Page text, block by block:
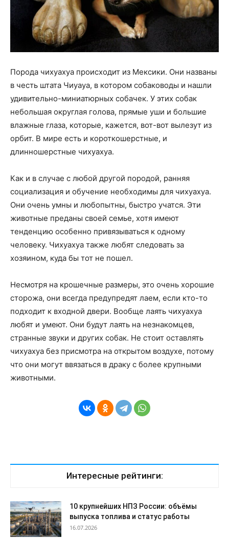
Порода чихуахуа происходит из Мексики. Они названы
в честь штата Чиуауа, в котором собаководы и нашли
удивительно-миниатюрных собачек. У этих собак
небольшая округлая голова, прямые уши и большие
влажные глаза, которые, кажется, вот-вот вылезут из
орбит. В мире есть и короткошерстные, и
длинношерстные чихуахуа.
Как и в случае с любой другой породой, ранняя
социализация и обучение необходимы для чихуахуа.
Они очень умны и любопытны, быстро учатся. Эти
животные преданы своей семье, хотя имеют
тенденцию особенно привязываться к одному
человеку. Чихуахуа также любят следовать за
хозяином, куда бы тот не пошел.
Несмотря на крошечные размеры, это очень хорошие
сторожа, они всегда предупредят лаем, если кто-то
подходит к входной двери. Вообще лаять чихуахуа
любят и умеют. Они будут лаять на незнакомцев,
странные звуки и других собак. Не стоит оставлять
чихуахуа без присмотра на открытом воздухе, потому
что они могут ввязаться в драку с более крупными
животными.
Интересные рейтинги:
10 крупнейших НПЗ России: объёмы
выпуска топлива и статус работы
16.07.2026